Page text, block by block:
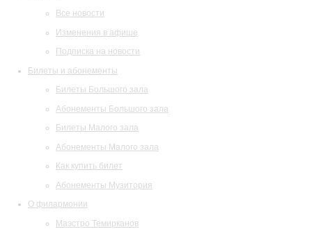
Все новости
Изменения в афише
Подписка на новости
Билеты и абонементы
Билеты Большого зала
Абонементы Большого зала
Билеты Малого зала
Абонементы Малого зала
Как купить билет
Абонементы Музитория
О филармонии
Маэстро Темирканов